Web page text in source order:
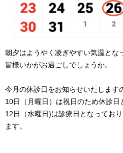
朝夕はようやく凌ぎやすい気温とな
皆様いかがお過ごしでしょうか。
今月の休診日をお知らせいたします
10日（月曜日）は祝日のため休診
12日（水曜日)は診療日となってお
ます。